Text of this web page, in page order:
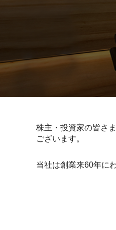
株主・投資家の皆さ
ございます。
当社は創業来60年に